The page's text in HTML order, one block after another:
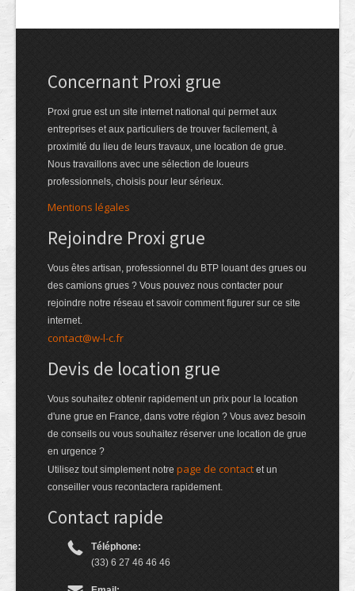
Concernant Proxi grue
Proxi grue est un site internet national qui permet aux
entreprises et aux particuliers de trouver facilement, à
proximité du lieu de leurs travaux, une location de grue.
Nous travaillons avec une sélection de loueurs
professionnels, choisis pour leur sérieux.
Mentions légales
Rejoindre Proxi grue
Vous êtes artisan, professionnel du BTP louant des grues ou
des camions grues ? Vous pouvez nous contacter pour
rejoindre notre réseau et savoir comment figurer sur ce site
internet.
contact@w-l-c.fr
Devis de location grue
Vous souhaitez obtenir rapidement un prix pour la location
d'une grue en France, dans votre région ? Vous avez besoin
de conseils ou vous souhaitez réserver une location de grue
en urgence ?
Utilisez tout simplement notre page de contact et un
conseiller vous recontactera rapidement.
Contact rapide
Téléphone:
(33) 6 27 46 46 46